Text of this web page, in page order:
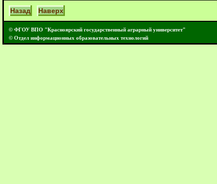
Назад Наверх
© ФГОУ ВПО "Красноярский государственный аграрный университет"
© Отдел информационных образовательных технологий